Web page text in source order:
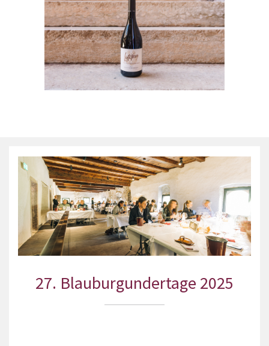
27. Blauburgundertage 2025